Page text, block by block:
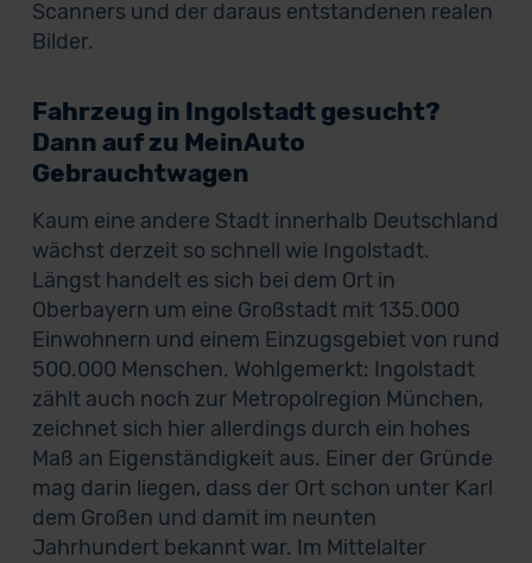
Scanners und der daraus entstandenen realen
Bilder.
Fahrzeug in Ingolstadt gesucht?
Dann auf zu MeinAuto
Gebrauchtwagen
Kaum eine andere Stadt innerhalb Deutschland
wächst derzeit so schnell wie Ingolstadt.
Längst handelt es sich bei dem Ort in
Oberbayern um eine Großstadt mit 135.000
Einwohnern und einem Einzugsgebiet von rund
500.000 Menschen. Wohlgemerkt: Ingolstadt
zählt auch noch zur Metropolregion München,
zeichnet sich hier allerdings durch ein hohes
Maß an Eigenständigkeit aus. Einer der Gründe
mag darin liegen, dass der Ort schon unter Karl
dem Großen und damit im neunten
Jahrhundert bekannt war. Im Mittelalter